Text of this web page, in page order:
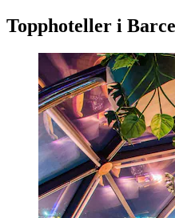
Topphoteller i